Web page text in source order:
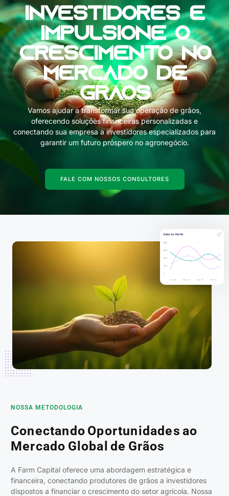
Investidores e
Impulsione o
Crescimento no
Mercado de
Grãos
Vamos ajudar a transformar sua operação de grãos,
oferecendo soluções financeiras personalizadas e
conectando sua empresa a investidores especializados para
garantir um futuro próspero no agronegócio.
FALE COM NOSSOS CONSULTORES
NOSSA METODOLOGIA
Conectando Oportunidades ao
Mercado Global de Grãos
A Farm Capital oferece uma abordagem estratégica e
financeira, conectando produtores de grãos a investidores
dispostos a financiar o crescimento do setor agrícola. Nossa